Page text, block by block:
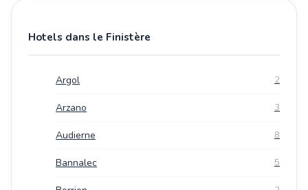
Hotels dans le Finistère
Argol 2
Arzano 3
Audierne 8
Bannalec 5